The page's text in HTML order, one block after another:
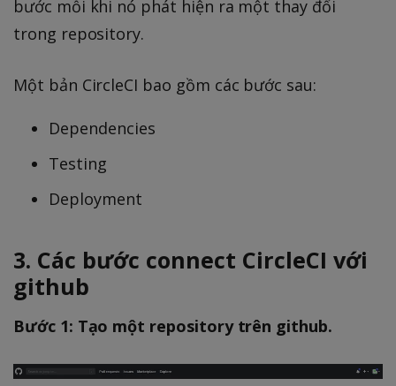
bước mỗi khi nó phát hiện ra một thay đổi
trong repository.
Một bản CircleCI bao gồm các bước sau:
Dependencies
Testing
Deployment
3. Các bước connect CircleCI với
github
Bước 1: Tạo một repository trên github.